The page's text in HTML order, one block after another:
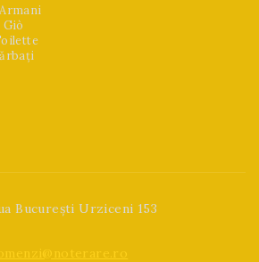
Giò
București Urziceni 153